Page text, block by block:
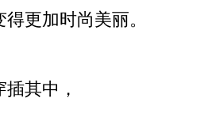
更加时尚美丽。
其中，